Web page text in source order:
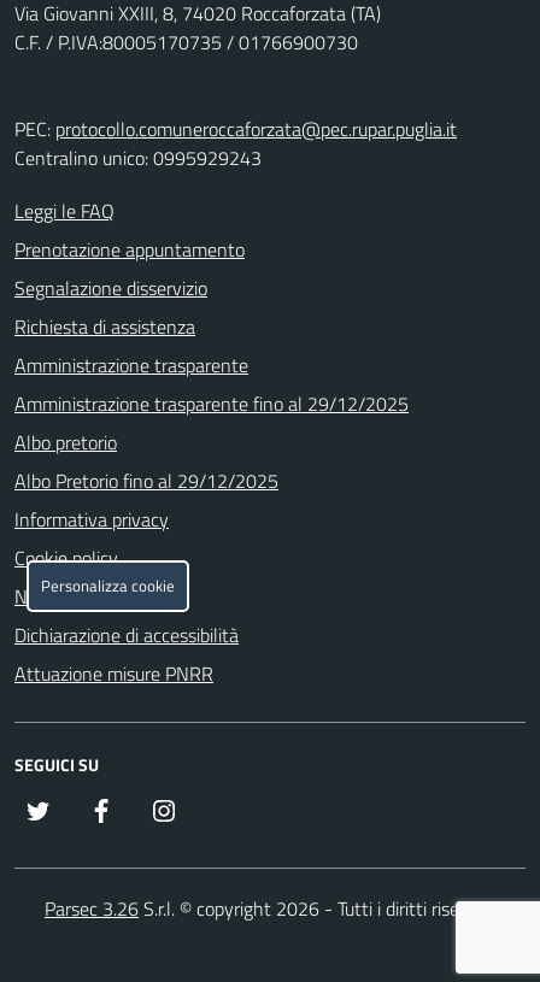
Via Giovanni XXIII, 8, 74020 Roccaforzata (TA)
C.F. / P.IVA:80005170735 / 01766900730
PEC: protocollo.comuneroccaforzata@pec.rupar.puglia.it
Centralino unico: 0995929243
Leggi le FAQ
Prenotazione appuntamento
Segnalazione disservizio
Richiesta di assistenza
Amministrazione trasparente
Amministrazione trasparente fino al 29/12/2025
Albo pretorio
Albo Pretorio fino al 29/12/2025
Informativa privacy
Cookie policy
Note legali
Dichiarazione di accessibilità
Attuazione misure PNRR
SEGUICI SU
Facebook
Parsec 3.26S.r.l. © copyright 2026 - Tutti i diritti riservati
Personalizza cookie